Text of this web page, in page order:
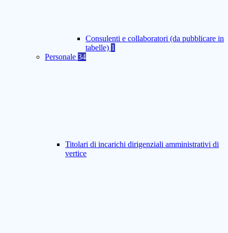
Consulenti e collaboratori (da pubblicare in
tabelle) 1
Personale 34
Titolari di incarichi dirigenziali amministrativi di
vertice